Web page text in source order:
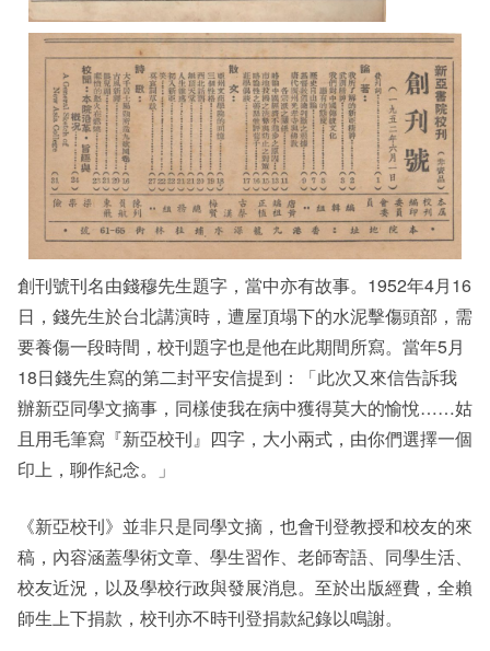
創刊號刊名由錢穆先生題字，當中亦有故事。1952年4月16
日，錢先生於台北講演時，遭屋頂塌下的水泥擊傷頭部，需
要養傷一段時間，校刊題字也是他在此期間所寫。當年5月
18日錢先生寫的第二封平安信提到：「此次又來信告訴我
辦新亞同學文摘事，同樣使我在病中獲得莫大的愉悅……姑
且用毛筆寫『新亞校刊』四字，大小兩式，由你們選擇一個
印上，聊作紀念。」
《新亞校刊》並非只是同學文摘，也會刊登教授和校友的來
稿，內容涵蓋學術文章、學生習作、老師寄語、同學生活、
校友近況，以及學校行政與發展消息。至於出版經費，全賴
師生上下捐款，校刊亦不時刊登捐款紀錄以鳴謝。